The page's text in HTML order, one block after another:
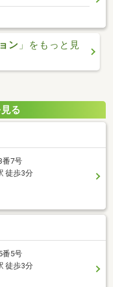
ン 」をもっと見
る
番7号
徒歩3分
番5号
徒歩3分